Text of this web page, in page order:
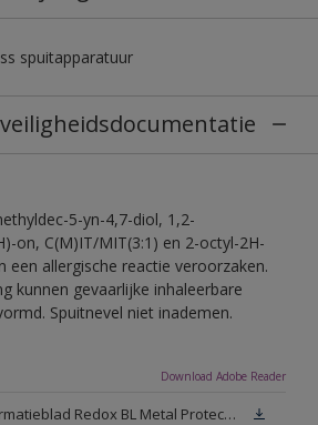
spuitapparatuur
5-yn-4,7-diol, 1,2-
on, C(M)IT/MIT(3:1) en 2-octyl-2H-
een allergische reactie veroorzaken.
kunnen gevaarlijke inhaleerbare
Spuitnevel niet inademen.
Download Adobe Reader
Technisch Informatieblad Redox BL Metal Protect (PDF)